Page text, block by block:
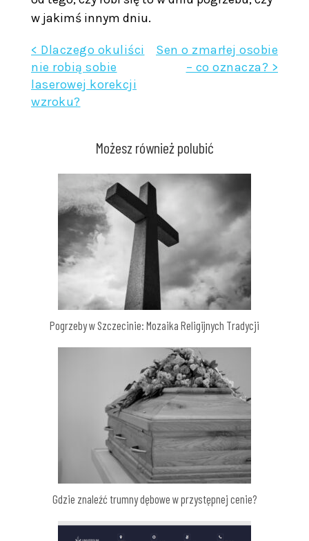
w jakimś innym dniu.
Nawigacja
wpisu
< Dlaczego okuliści
nie robią sobie
laserowej korekcji
wzroku?
Sen o zmarłej osobie
– co oznacza? >
Możesz również polubić
Pogrzeby w Szczecinie: Mozaika Religijnych Tradycji
Gdzie znaleźć trumny dębowe w przystępnej cenie?